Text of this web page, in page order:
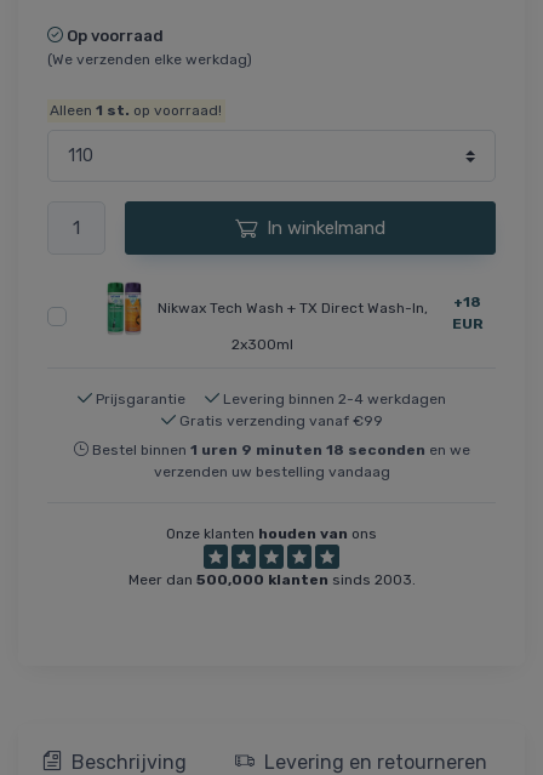
Op voorraad
(We verzenden elke werkdag)
Alleen1 st. op voorraad!
In winkelmand
Nikwax Tech Wash + TX Direct Wash-In,
2x300ml
+18
EUR
Prijsgarantie
Levering binnen 2-4 werkdagen
Gratis verzending vanaf €99
Bestel binnen 1 uren 9 minuten 18 seconden en we
verzenden uw bestelling vandaag
Onze klanten houden van ons
Meer dan 500,000 klanten sinds 2003.
Beschrijving Levering en retourneren